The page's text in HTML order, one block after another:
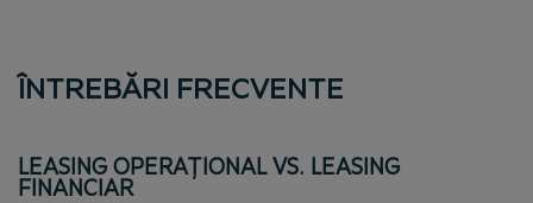
ÎNTREBĂRI FRECVENTE
LEASING OPERAȚIONAL VS. LEASING
FINANCIAR